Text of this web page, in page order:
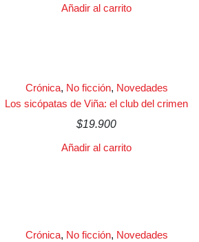
Añadir al carrito
Crónica, No ficción, Novedades
Los sicópatas de Viña: el club del crimen
$19.900
Añadir al carrito
Crónica, No ficción, Novedades